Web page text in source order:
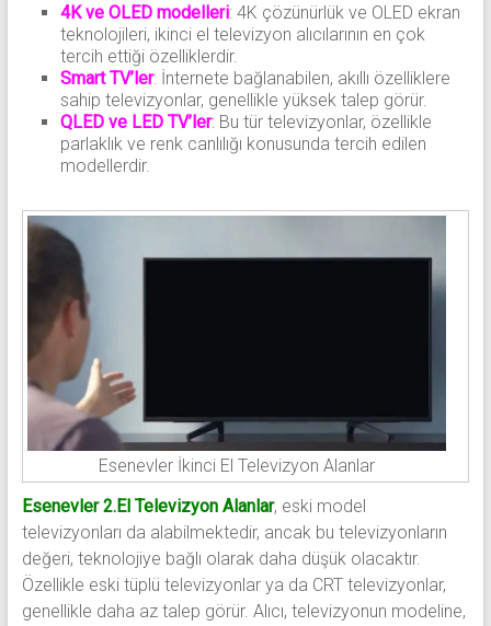
4K ve OLED modelleri: 4K çözünürlük ve OLED ekran
teknolojileri, ikinci el televizyon alıcılarının en çok
tercih ettiği özelliklerdir.
Smart TV’ler: İnternete bağlanabilen, akıllı özelliklere
sahip televizyonlar, genellikle yüksek talep görür.
QLED ve LED TV’ler: Bu tür televizyonlar, özellikle
parlaklık ve renk canlılığı konusunda tercih edilen
modellerdir.
Esenevler İkinci El Televizyon Alanlar
Esenevler 2.El Televizyon Alanlar, eski model
televizyonları da alabilmektedir, ancak bu televizyonların
değeri, teknolojiye bağlı olarak daha düşük olacaktır.
Özellikle eski tüplü televizyonlar ya da CRT televizyonlar,
genellikle daha az talep görür. Alıcı, televizyonun modeline,